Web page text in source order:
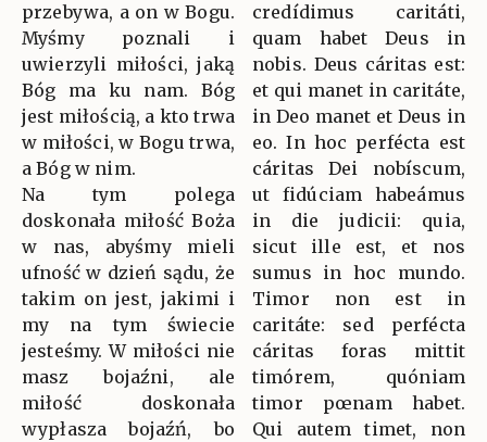
przebywa, a on w Bogu.
Myśmy poznali i
uwierzyli miłości, jaką
Bóg ma ku nam. Bóg
jest miłością, a kto trwa
w miłości, w Bogu trwa,
a Bóg w nim.
Na tym polega
doskonała miłość Boża
w nas, abyśmy mieli
ufność w dzień sądu, że
takim on jest, jakimi i
my na tym świecie
jesteśmy. W miłości nie
masz bojaźni, ale
miłość doskonała
wypłasza bojaźń, bo
credídimus caritáti,
quam habet Deus in
nobis. Deus cáritas est:
et qui manet in caritáte,
in Deo manet et Deus in
eo. In hoc perfécta est
cáritas Dei nobíscum,
ut fidúciam habeámus
in die judicii: quia,
sicut ille est, et nos
sumus in hoc mundo.
Timor non est in
caritáte: sed perfécta
cáritas foras mittit
timórem, quóniam
timor pœnam habet.
Qui autem timet, non